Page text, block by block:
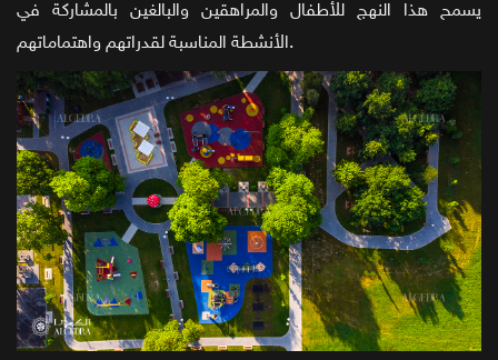
يسمح هذا النهج للأطفال والمراهقين والبالغين بالمشاركة في
الأنشطة المناسبة لقدراتهم واهتماماتهم.